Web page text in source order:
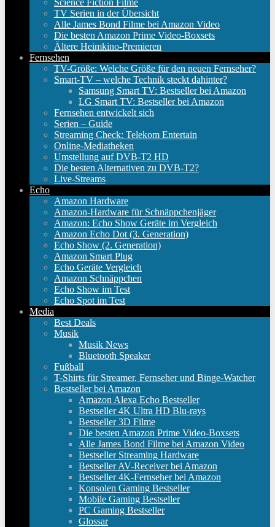
Science Fiction Filme
TV Serien in der Übersicht
Alle James Bond Filme bei Amazon Video
Die besten Amazon Prime Video-Boxsets
Ältere Heimkino-Premieren
Fernsehen
TV-Größe: Welche Größe für den neuen Fernseher?
Smart-TV – welche Technik steckt dahinter?
Samsung Smart TV: Bestseller bei Amazon
LG Smart TV: Bestseller bei Amazon
Fernsehen entwickelt sich
Serien – Guide
Streaming Check: Telekom Entertain
Online-Mediatheken
Umstellung auf DVB-T2 HD
Die besten Alternativen zu DVB-T2?
Live-Streams
Echo
Amazon Hardware
Amazon-Hardware für Schnäppchenjäger
Amazon: Echo Show Geräte im Vergleich
Amazon Echo Dot (3. Generation)
Echo Show (2. Generation)
Amazon Smart Plug
Echo Geräte Vergleich
Amazon Schnäppchen
Echo Show im Test
Echo Spot im Test
Media
Best Deals
Musik
Musik News
Bluetooth Speaker
Fußball
T-Shirts für Streamer, Fernseher und Binge-Watcher
Bestseller bei Amazon
Amazon Alexa Echo Bestseller
Bestseller 4K Ultra HD Blu-rays
Bestseller 3D Filme
Die besten Amazon Prime Video-Boxsets
Alle James Bond Filme bei Amazon Video
Bestseller Streaming Hardware
Bestseller AV-Receiver bei Amazon
Bestseller 4K-Fernseher bei Amazon
Konsolen Gaming Bestseller
Mobile Gaming Bestseller
PC Gaming Bestseller
Glossar